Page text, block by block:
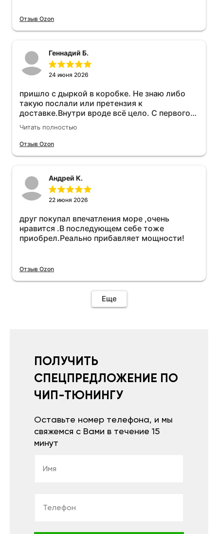
Отзыв Ozon
Геннадий Б.
24 июня 2026
пришло с дыркой в коробке. Не знаю либо
такую послали или претензия к
доставке.Внутри вроде всё цело. С первого
раза установить не получается не знаю
может интернет дурит. Четыре звёзды за
упаковку с дыркой.Как опробую дополню
всё установилось по работе устройства
дополню позже ещё не проехал 120
км.Дополняю после пробега 120 км
более энергичный расход не
увеличился.Всем рекомендую к покупке.
Читать полностью
Отзыв Ozon
Андрей К.
22 июня 2026
друг покупал впечатления море ,очень
нравится .В последующем себе тоже
приобрел.Реально прибавляет мощности!
Отзыв Ozon
Еще
ПОЛУЧИТЬ
СПЕЦПРЕДЛОЖЕНИЕ ПО
ЧИП-ТЮНИНГУ
Оставьте номер телефона, и мы
свяжемся с Вами в течение 15
минут